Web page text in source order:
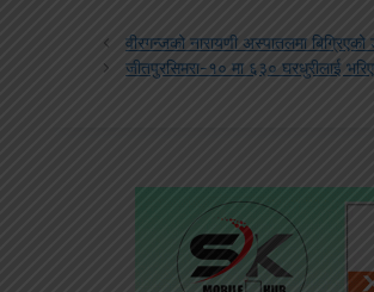
वीरगन्जको नारायणी अस्पातलमा
जीतपुरसिमरा-१० मा ६३० घरधुरीलाई